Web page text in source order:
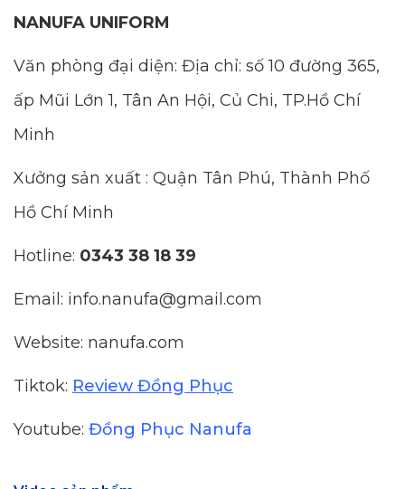
NANUFA UNIFORM
Văn phòng đại diện: Địa chỉ: số 10 đường 365,
ấp Mũi Lớn 1, Tân An Hội, Củ Chi, TP.Hồ Chí
Minh
Xưởng sản xuất : Quận Tân Phú, Thành Phố
Hồ Chí Minh
Hotline: 0343 38 18 39
Email: info.nanufa@gmail.com
Website: nanufa.com
Tiktok: Review Đồng Phục
Youtube: Đồng Phục Nanufa